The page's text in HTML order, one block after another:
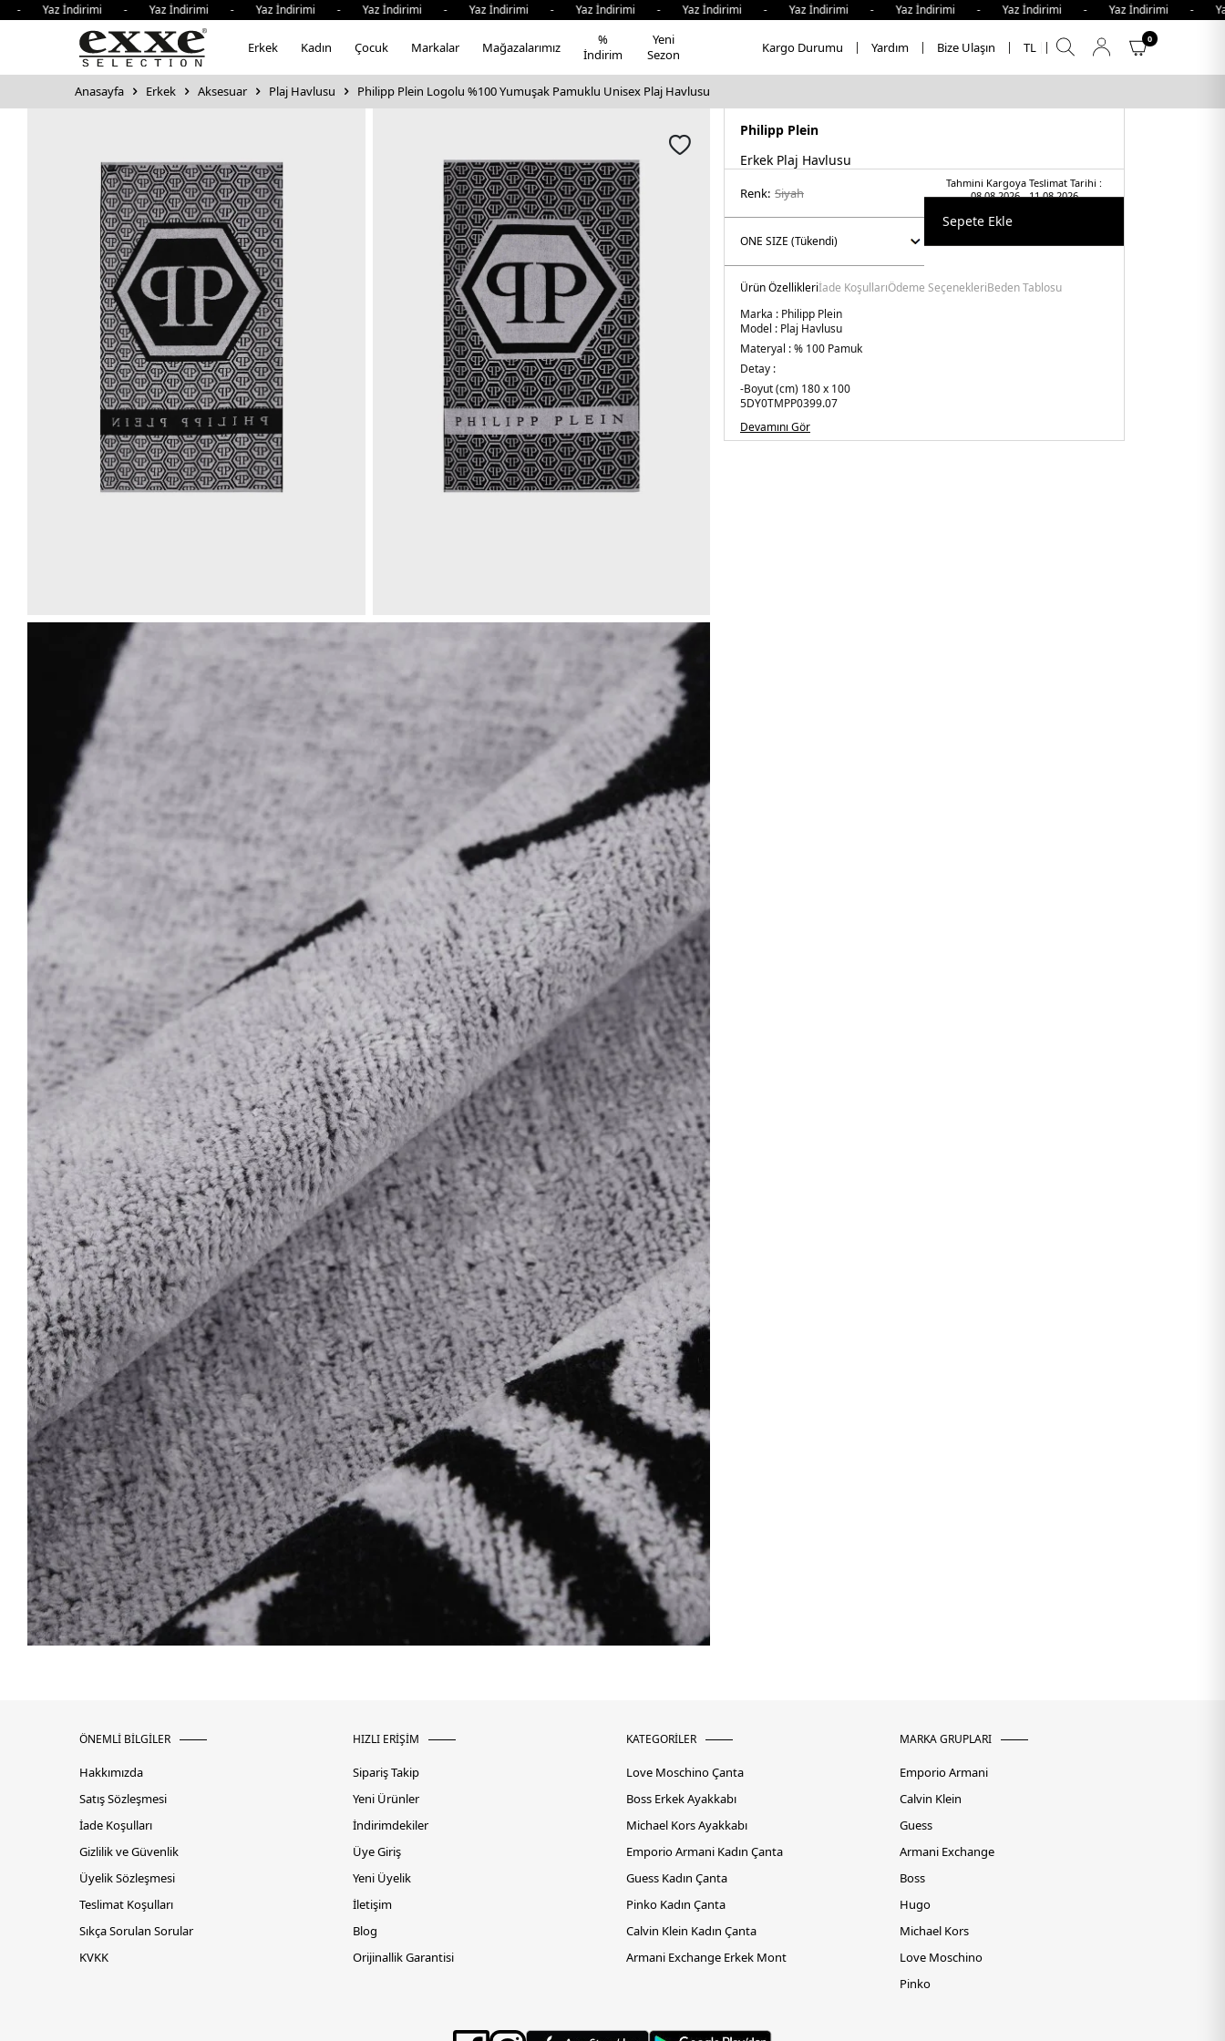
İndirimi - Yaz İndirimi - Yaz İndirimi - Yaz İndirimi - Yaz İndirimi - Yaz İndirimi - Yaz İndirimi - Yaz İndirimi - Yaz İndirimi - Yaz İndirimi - Yaz İndirimi
Erkek Kadın Çocuk Markalar Mağazalarımız
%
İndirim
Yeni
Sezon
Kargo Durumu Yardım Bize Ulaşın TL
0
Anasayfa Erkek Aksesuar Plaj Havlusu Philipp Plein Logolu %100 Yumuşak Pamuklu Unisex Plaj Havlusu
Philipp Plein
Erkek Plaj Havlusu
Tahmini Kargoya Teslimat Tarihi :
08.08.2026 - 11.08.2026
Renk: si̇yah
Sepete Ekle
Ürün Özellikleriİade KoşullarıÖdeme SeçenekleriBeden Tablosu
Marka : Philipp Plein
Model : Plaj Havlusu
Materyal :% 100 Pamuk
Detay :
-Boyut (cm) 180 x 100
5DY0TMPP0399.07
Devamını Gör
ÖNEMLİ BİLGİLER
Hakkımızda
Satış Sözleşmesi
İade Koşulları
Gizlilik ve Güvenlik
Üyelik Sözleşmesi
Teslimat Koşulları
Sıkça Sorulan Sorular
KVKK
HIZLI ERİŞİM
Sipariş Takip
Yeni Ürünler
İndirimdekiler
Üye Giriş
Yeni Üyelik
İletişim
Blog
Orijinallik Garantisi
KATEGORİLER
Love Moschino Çanta
Boss Erkek Ayakkabı
Michael Kors Ayakkabı
Emporio Armani Kadın Çanta
Guess Kadın Çanta
Pinko Kadın Çanta
Calvin Klein Kadın Çanta
Armani Exchange Erkek Mont
MARKA GRUPLARI
Emporio Armani
Calvin Klein
Guess
Armani Exchange
Boss
Hugo
Michael Kors
Love Moschino
Pinko